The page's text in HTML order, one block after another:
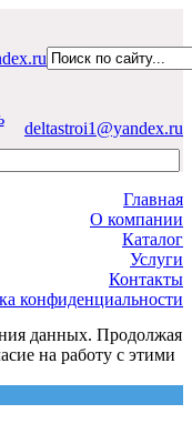
deltastroi1@yandex.ru
Главная
О компании
Каталог
Услуги
Контакты
конфиденциальности
данных. Продолжая
на работу с этими